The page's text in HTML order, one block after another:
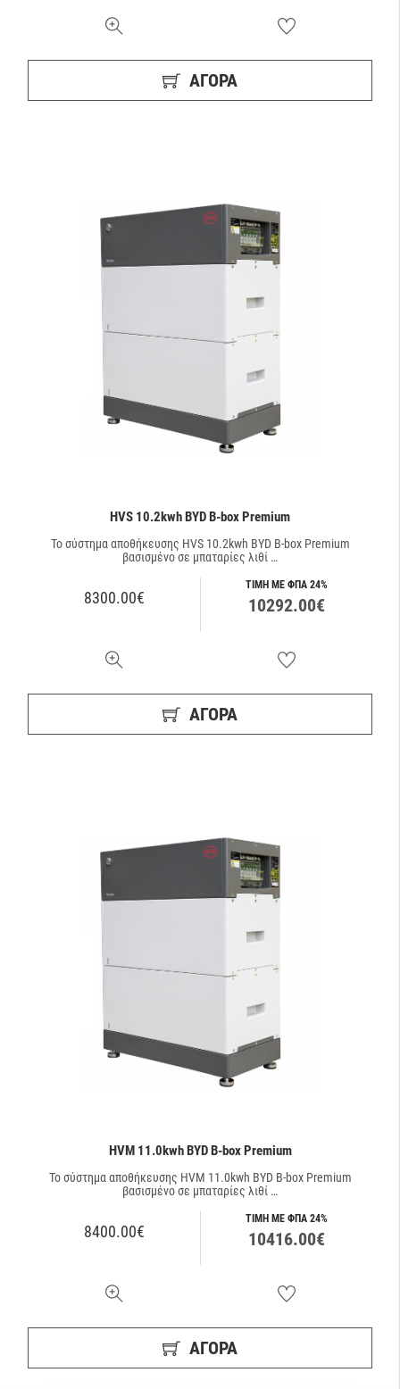
ΑΓΟΡΑ
HVS 10.2kwh BYD B-box Premium
Το σύστημα αποθήκευσης HVS 10.2kwh BYD B-box Premium
βασισμένο σε μπαταρίες λιθί …
8300.00€
ΤΙΜΗ ΜΕ ΦΠΑ 24%
10292.00€
ΑΓΟΡΑ
HVM 11.0kwh BYD B-box Premium
Το σύστημα αποθήκευσης HVM 11.0kwh BYD B-box Premium
βασισμένο σε μπαταρίες λιθί …
8400.00€
ΤΙΜΗ ΜΕ ΦΠΑ 24%
10416.00€
ΑΓΟΡΑ